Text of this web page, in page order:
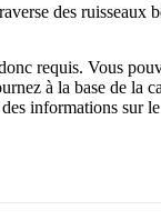
des
requis. Vous
à la base de
informations sur